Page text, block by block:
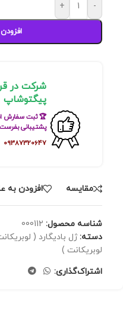
-
+
شرکت در
پیگتوشاپ
🏆 ثبت سفارش
پشتیبانی
09387320647
مقايسه افزودن به
شناسه محصول: 000112
دسته: ژل بادیگارد (
لوبریکانت )
اشتراک‌گذاری: